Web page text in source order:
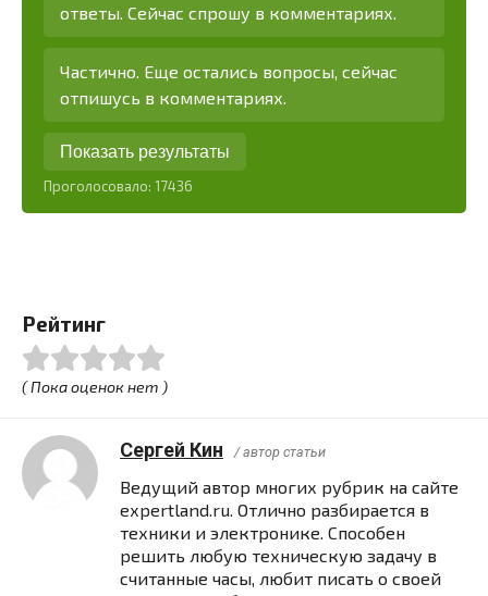
ответы. Сейчас спрошу в комментариях.
Частично. Еще остались вопросы, сейчас
отпишусь в комментариях.
Показать результаты
Проголосовало: 17436
Рейтинг
( Пока оценок нет )
Сергей Кин / автор статьи
Ведущий автор многих рубрик на сайте
expertland.ru. Отлично разбирается в
техники и электронике. Способен
решить любую техническую задачу в
считанные часы, любит писать о своей